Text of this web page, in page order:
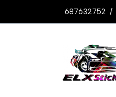
687632752 /
Productos